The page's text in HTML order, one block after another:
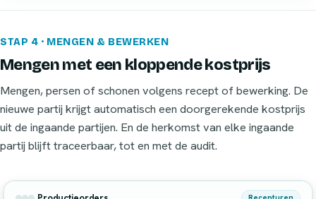
STAP 4 · MENGEN & BEWERKEN
Mengen met een kloppende kostprijs
Mengen, persen of schonen volgens recept of bewerking. De
nieuwe partij krijgt automatisch een doorgerekende kostprijs
uit de ingaande partijen. En de herkomst van elke ingaande
partij blijft traceerbaar, tot en met de audit.